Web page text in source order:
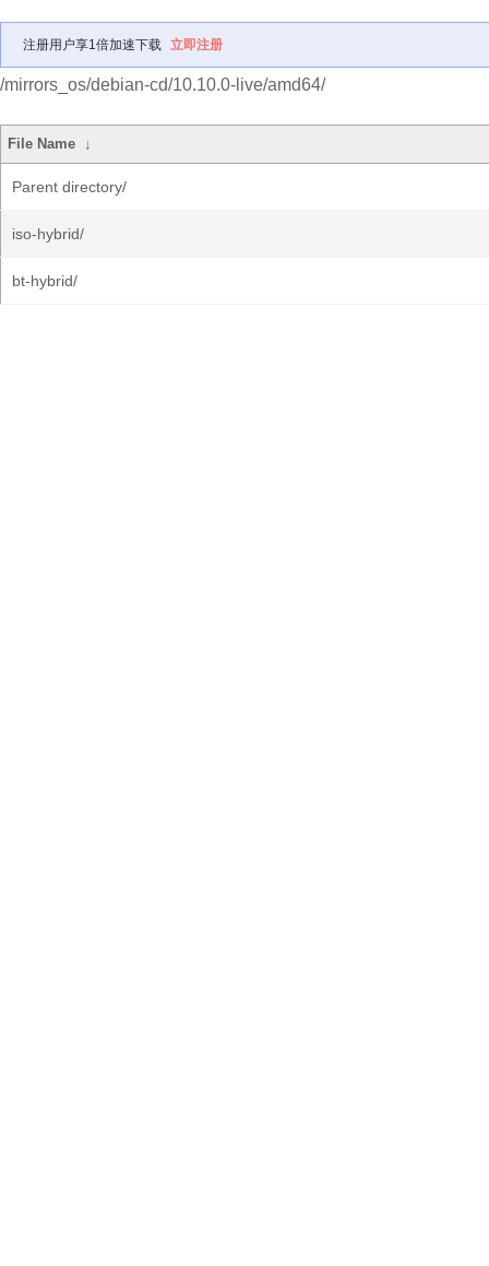
注册用户享1倍加速下载 立即注册
/mirrors_os/debian-cd/10.10.0-live/amd64/
File Name ↓
Parent directory/
iso-hybrid/
bt-hybrid/